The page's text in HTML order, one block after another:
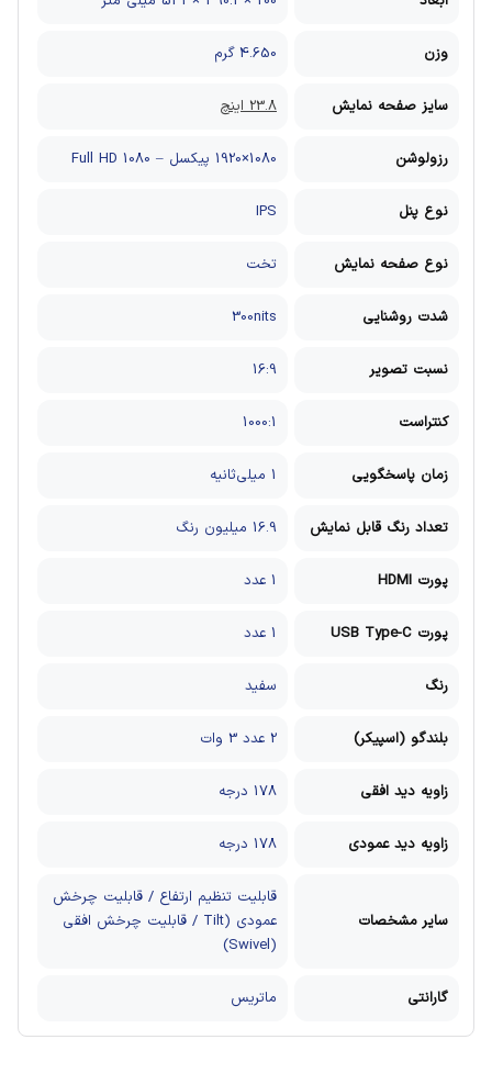
وزن 4.650 گرم
سایز صفحه نمایش 23.8 اینچ
رزولوشن 1080×1920 پیکسل – Full HD 1080
نوع پنل IPS
نوع صفحه نمایش تخت
شدت روشنایی 300nits
نسبت تصویر 16:9
کنتراست 1000:1
زمان پاسخگویی 1 میلی‌ثانیه
تعداد رنگ قابل نمایش 16.9 میلیون رنگ
پورت HDMI 1 عدد
پورت USB Type-C 1 عدد
رنگ سفید
بلندگو (اسپیکر) 2 عدد 3 وات
زاویه دید افقی 178 درجه
زاویه دید عمودی 178 درجه
سایر مشخصات
قابلیت تنظیم ارتفاع / قابلیت چرخش
عمودی (Tilt / قابلیت چرخش افقی
(Swivel)
گارانتی ماتریس